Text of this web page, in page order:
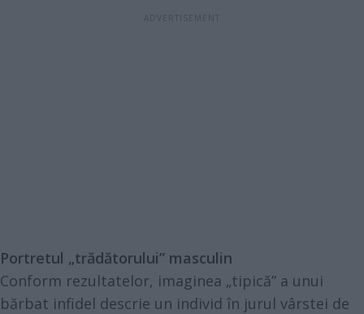
Portretul „trădătorului” masculin
Conform rezultatelor, imaginea „tipică” a unui
bărbat infidel descrie un individ în jurul vârstei de